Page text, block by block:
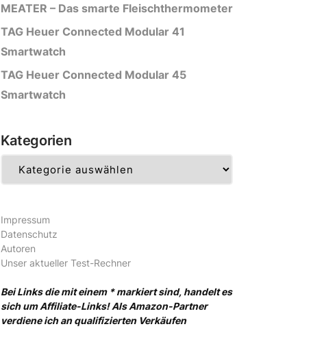
MEATER – Das smarte Fleischthermometer
TAG Heuer Connected Modular 41
Smartwatch
TAG Heuer Connected Modular 45
Smartwatch
Kategorien
Impressum
Datenschutz
Autoren
Unser aktueller Test-Rechner
Bei Links die mit einem * markiert sind, handelt es
sich um Affiliate-Links! Als Amazon-Partner
verdiene ich an qualifizierten Verkäufen